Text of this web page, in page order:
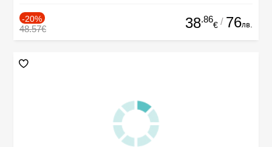
-20%
48.57€ 38.86
€ / 76лв.